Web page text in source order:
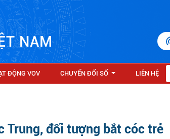
NAM
ĐỘNG VOV CHUYỂN ĐỔI SỐ LIÊN HỆ
Trung, đối tượng bắt cóc trẻ